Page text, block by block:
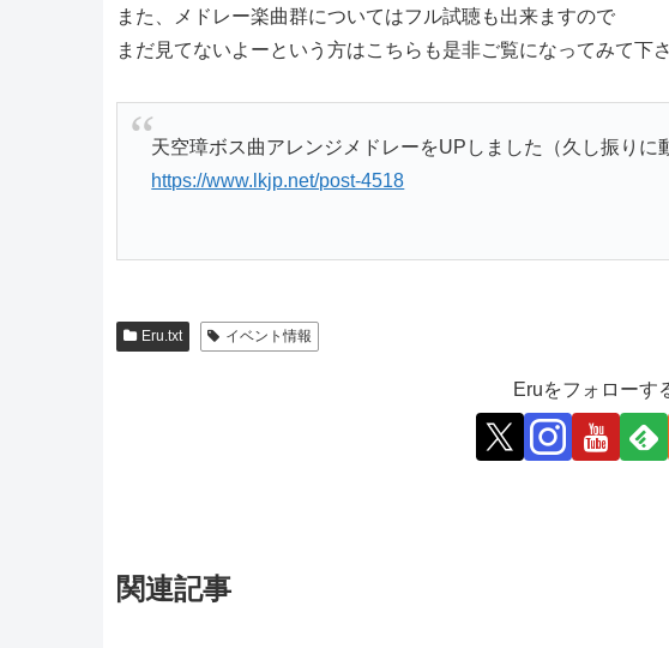
また、メドレー楽曲群についてはフル試聴も出来ますので
まだ見てないよーという方はこちらも是非ご覧になってみて下さ
天空璋ボス曲アレンジメドレーをUPしました（久し振りに
https://www.lkjp.net/post-4518
Eru.txt イベント情報
Eruをフォローす
関連記事